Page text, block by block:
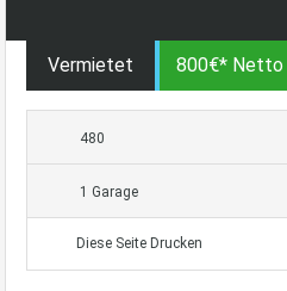
Vermietet 800€* Netto
480
1 Garage
Diese Seite Drucken